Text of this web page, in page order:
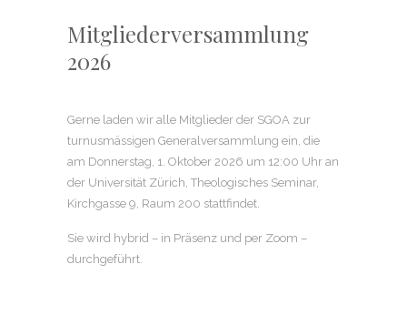
Mitgliederversammlung
2026
Gerne laden wir alle Mitglieder der SGOA zur
turnusmässigen Generalversammlung ein, die
am Donnerstag, 1. Oktober 2026 um 12:00 Uhr an
der Universität Zürich, Theologisches Seminar,
Kirchgasse 9, Raum 200 stattfindet.
Sie wird hybrid – in Präsenz und per Zoom –
durchgeführt.